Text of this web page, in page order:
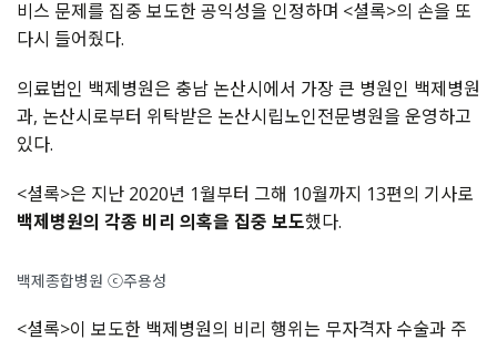
비스 문제를 집중 보도한 공익성을 인정하며 <셜록>의 손을 또
다시 들어줬다.
의료법인 백제병원은 충남 논산시에서 가장 큰 병원인 백제병원
과, 논산시로부터 위탁받은 논산시립노인전문병원을 운영하고
있다.
<셜록>은 지난 2020년 1월부터 그해 10월까지 13편의 기사로
백제병원의 각종 비리 의혹을 집중 보도했다.
백제종합병원 ⓒ주용성
<셜록>이 보도한 백제병원의 비리 행위는 무자격자 수술과 주